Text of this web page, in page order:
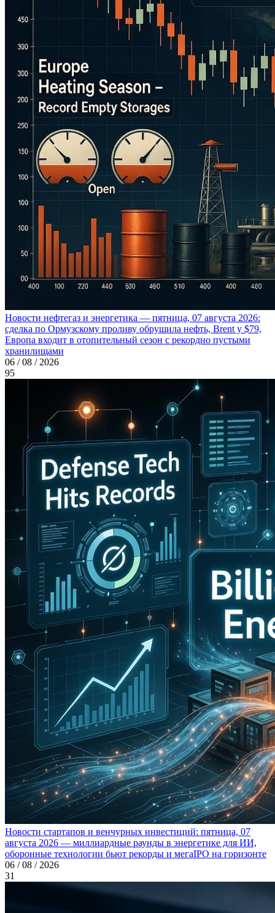
Новости нефтегаз и энергетика — пятница, 07 августа 2026:
сделка по Ормузскому проливу обрушила нефть, Brent у $79,
Европа входит в отопительный сезон с рекордно пустыми
хранилищами
06 / 08 / 2026
95
Новости стартапов и венчурных инвестиций: пятница, 07
августа 2026 — миллиардные раунды в энергетике для ИИ,
оборонные технологии бьют рекорды и мегаIPO на горизонте
06 / 08 / 2026
31